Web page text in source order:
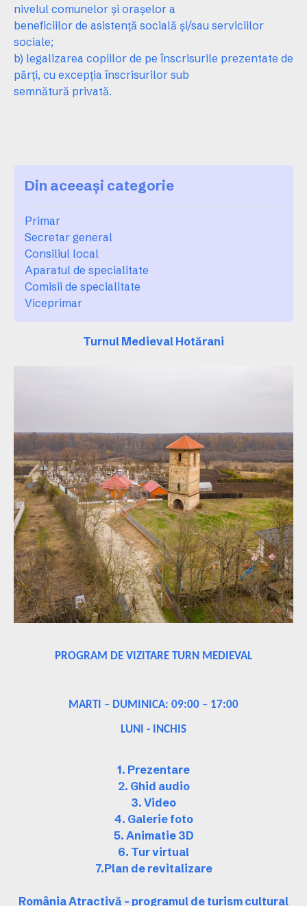
nivelul comunelor şi oraşelor a
beneficiilor de asistenţă socială şi/sau serviciilor
sociale;
b) legalizarea copiilor de pe înscrisurile prezentate de
părţi, cu excepţia înscrisurilor sub
semnătură privată.
Din aceeași categorie
Primar
Secretar general
Consiliul local
Aparatul de specialitate
Comisii de specialitate
Viceprimar
Turnul Medieval Hotărani
PROGRAM DE VIZITARE TURN MEDIEVAL
MARTI – DUMINICA: 09:00 – 17:00
LUNI - INCHIS
1. Prezentare
2. Ghid audio
3. Video
4. Galerie foto
5. Animatie 3D
6. Tur virtual
7.Plan de revitalizare
România Atractivă – programul de turism cultural